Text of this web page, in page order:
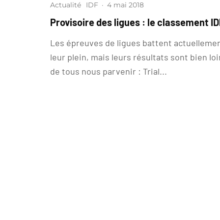
Actualité IDF · 4 mai 2018
Provisoire des ligues : le classement
Les épreuves de ligues battent
leur plein, mais leurs résultats sont bien
de tous nous parvenir : Trial...